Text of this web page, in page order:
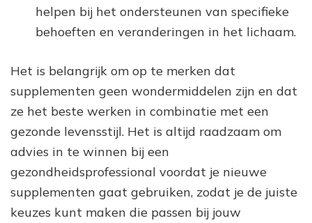
helpen bij het ondersteunen van specifieke
behoeften en veranderingen in het lichaam.
Het is belangrijk om op te merken dat
supplementen geen wondermiddelen zijn en dat
ze het beste werken in combinatie met een
gezonde levensstijl. Het is altijd raadzaam om
advies in te winnen bij een
gezondheidsprofessional voordat je nieuwe
supplementen gaat gebruiken, zodat je de juiste
keuzes kunt maken die passen bij jouw